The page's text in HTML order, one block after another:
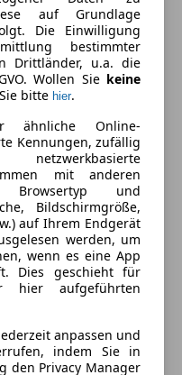
auf Grundlage
Die Einwilligung
bestimmter
Drittländer, u.a. die
Wollen Sie keine
bitte hier.
ähnliche Online-
Kennungen, zufällig
netzwerkbasierte
mit anderen
und
Bildschirmgröße,
auf Ihrem Endgerät
werden, um
wenn es eine App
Dies geschieht für
hier aufgeführten
anpassen und
indem Sie in
den Privacy Manager